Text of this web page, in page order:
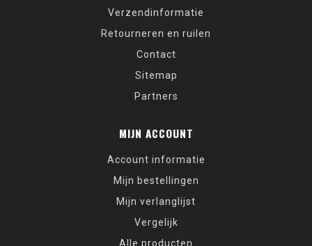
Verzendinformatie
Retourneren en ruilen
Contact
Sitemap
Partners
MIJN ACCOUNT
Account informatie
Mijn bestellingen
Mijn verlanglijst
Vergelijk
Alle producten